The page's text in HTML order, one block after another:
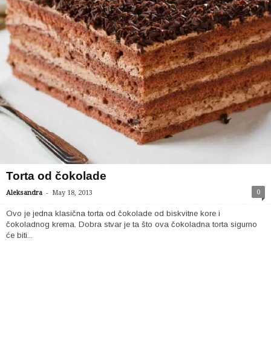
Torta od čokolade
Aleksandra - May 18, 2013 0
Ovo je jedna klasična torta od čokolade od biskvitne kore i
čokoladnog krema. Dobra stvar je ta što ova čokoladna torta sigurno
će biti...